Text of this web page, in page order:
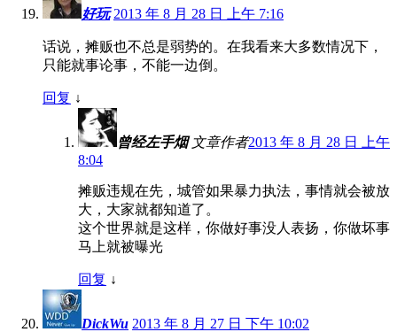
好玩 2013 年 8 月 28 日 上午 7:16
话说，摊贩也不总是弱势的。在我看来大多数情况下，
只能就事论事，不能一边倒。
回复 ↓
曾经左手烟 文章作者2013 年 8 月 28 日 上午
8:04
摊贩违规在先，城管如果暴力执法，事情就会被放
大，大家就都知道了。
这个世界就是这样，你做好事没人表扬，你做坏事
马上就被曝光
回复 ↓
DickWu 2013 年 8 月 27 日 下午 10:02